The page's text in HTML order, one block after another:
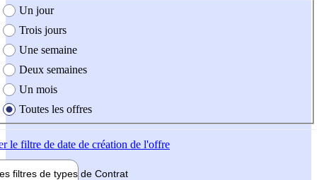
création de l'offre
Un jour
Trois jours
Une semaine
Deux semaines
Un mois
Toutes les offres
le filtre de date de création de l'offre
filtres de types de Contrat